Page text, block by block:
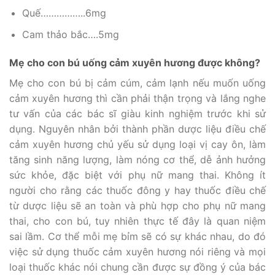
Quế……………..6mg
Cam thảo bắc….5mg
Mẹ cho con bú uống cảm xuyên hương được không?
Mẹ cho con bú bị cảm cúm, cảm lạnh nếu muốn uống
cảm xuyên hương thì cần phải thận trọng và lắng nghe
tư vấn của các bác sĩ giàu kinh nghiệm trước khi sử
dụng. Nguyên nhân bởi thành phần dược liệu điều chế
cảm xuyên hương chủ yếu sử dụng loại vị cay ôn, làm
tăng sinh năng lượng, làm nóng cơ thể, dễ ảnh hưởng
sức khỏe, đặc biệt với phụ nữ mang thai. Không ít
người cho rằng các thuốc đông y hay thuốc điều chế
từ dược liệu sẽ an toàn và phù hợp cho phụ nữ mang
thai, cho con bú, tuy nhiên thực tế đây là quan niệm
sai lầm. Cơ thể mỗi mẹ bỉm sẽ có sự khác nhau, do đó
việc sử dụng thuốc cảm xuyên hương nói riêng và mọi
loại thuốc khác nói chung cần được sự đồng ý của bác